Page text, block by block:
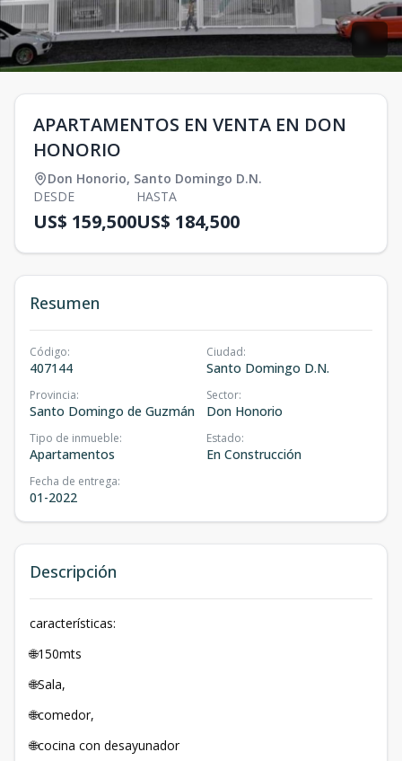
APARTAMENTOS EN VENTA EN DON
HONORIO
Don Honorio, Santo Domingo D.N.
DESDE
US$ 159,500
HASTA
US$ 184,500
Resumen
Código:
407144
Ciudad:
Santo Domingo D.N.
Provincia:
Santo Domingo de Guzmán
Sector:
Don Honorio
Tipo de inmueble:
Apartamentos
Estado:
En Construcción
Fecha de entrega:
01-2022
Descripción
características:
🌐150mts
🌐Sala,
🌐comedor,
🌐cocina con desayunador